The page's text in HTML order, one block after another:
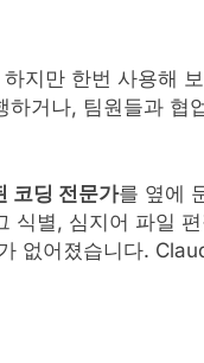
지만 한번 사용해
거나, 팀원들과 협
코딩 전문가를 옆에
식별, 심지어 파일
없어졌습니다.